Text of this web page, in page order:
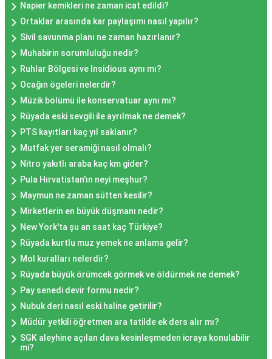
Napier kemikleri ne zaman icat edildi?
Ortaklar arasında kar paylaşımı nasıl yapılır?
Sivil savunma planı ne zaman hazırlanır?
Muhabirin sorumluluğu nedir?
Ruhlar Bölgesi ve Insidious aynı mı?
Ocağın ögeleri nelerdir?
Müzik bölümü ile konservatuar aynı mı?
Rüyada eski sevgili ile ayrılmak ne demek?
PTS kayıtları kaç yıl saklanır?
Mutfak yer seramiği nasıl olmalı?
Nitro yakıtlı araba kaç km gider?
Pula Hırvatistan'ın neyi meşhur?
Maymun ne zaman sütten kesilir?
Mirketlerin en büyük düşmanı nedir?
New York'ta şu an saat kaç Türkiye?
Rüyada kurtlu muz yemek ne anlama gelir?
Mol kuralları nelerdir?
Rüyada büyük örümcek görmek ve öldürmek ne demek?
Pay senedi devir formu nedir?
Nubuk deri nasıl eski haline getirilir?
Müdür yetkili öğretmen ara tatilde ek ders alır mı?
SGK aleyhine açılan dava kesinleşmeden icraya konulabilir
mi?